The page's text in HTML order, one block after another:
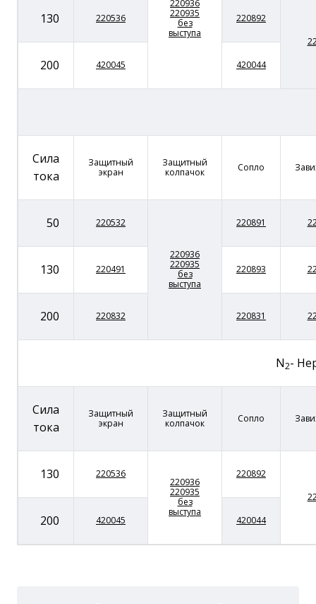
220936
220935
без
выступа
130 220536
220892
200 420045 420044
Сила
тока
Защитный
экран
Защитный
колпачок
Сопло
50 220532
220936
220935
без
выступа
220891
130 220491 220893
200 220832 220831
N2-
Сила
тока
Защитный
экран
Защитный
колпачок
Сопло
130 220536
220936
220935
без
выступа
220892
200 420045 420044